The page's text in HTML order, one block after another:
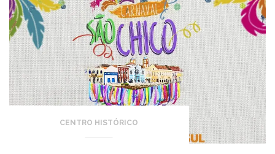
CENTRO HISTÓRICO